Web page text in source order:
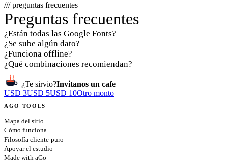
/// preguntas frecuentes
Preguntas frecuentes
¿Están todas las Google Fonts?
¿Se sube algún dato?
¿Funciona offline?
¿Qué combinaciones recomiendan?
¿Te sirvio?Invitanos un cafe
USD 3USD 5USD 10Otro monto
AGO TOOLS
Mapa del sitio
Cómo funciona
Filosofía cliente-puro
Apoyar el estudio
Made with aGo